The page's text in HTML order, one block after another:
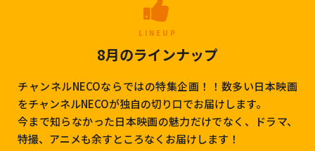
LINEUP
8月のラインナップ
チャンネルNECOならではの特集企画！！数多い日本映画
をチャンネルNECOが独自の切り口でお届けします。
今まで知らなかった日本映画の魅力だけでなく、ドラマ、
特撮、アニメも余すところなくお届けします！